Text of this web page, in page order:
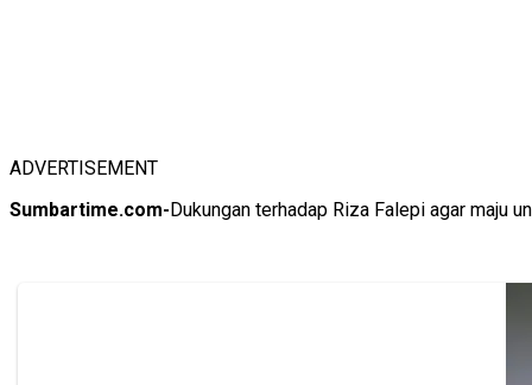
ADVERTISEMENT
Sumbartime.com- Dukungan terhadap Riza Falepi agar maju